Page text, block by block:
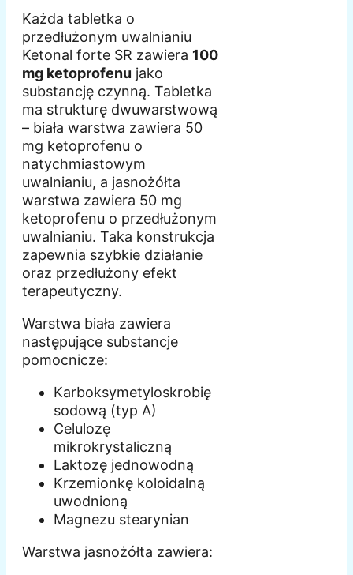
Każda tabletka o
przedłużonym uwalnianiu
Ketonal forte SR zawiera 100
mg ketoprofenu jako
substancję czynną. Tabletka
ma strukturę dwuwarstwową
– biała warstwa zawiera 50
mg ketoprofenu o
natychmiastowym
uwalnianiu, a jasnożółta
warstwa zawiera 50 mg
ketoprofenu o przedłużonym
uwalnianiu. Taka konstrukcja
zapewnia szybkie działanie
oraz przedłużony efekt
terapeutyczny.
Warstwa biała zawiera
następujące substancje
pomocnicze:
Karboksymetyloskrobię
sodową (typ A)
Celulozę
mikrokrystaliczną
Laktozę jednowodną
Krzemionkę koloidalną
uwodnioną
Magnezu stearynian
Warstwa jasnożółta zawiera: